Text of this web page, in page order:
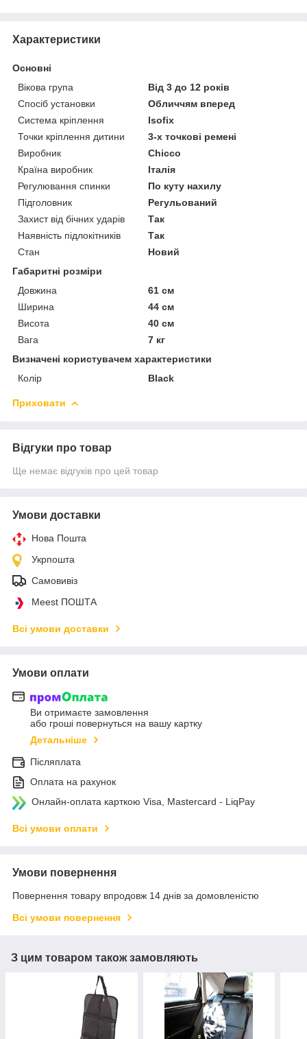
Характеристики
Основні
Вікова група
Від 3 до 12 років
Спосіб установки
Обличчям вперед
Система кріплення
Isofix
Точки кріплення дитини
3-х точкові ремені
Виробник
Chicco
Країна виробник
Італія
Регулювання спинки
По куту нахилу
Підголовник
Регульований
Захист від бічних ударів
Так
Наявність підлокітників
Так
Стан
Новий
Габаритні розміри
Довжина
61 см
Ширина
44 см
Висота
40 см
Вага
7 кг
Визначені користувачем характеристики
Колір
Black
Приховати
Відгуки про товар
Ще немає відгуків про цей товар
Умови доставки
Нова Пошта
Укрпошта
Самовивіз
Meest ПОШТА
Всі умови доставки
Умови оплати
Ви отримаєте замовлення
або гроші повернуться на вашу картку
Детальніше
Післяплата
Оплата на рахунок
Онлайн-оплата карткою Visa, Mastercard - LiqPay
Всі умови оплати
Умови повернення
Повернення товару впродовж 14 днів за домовленістю
Всі умови повернення
З цим товаром також замовляють